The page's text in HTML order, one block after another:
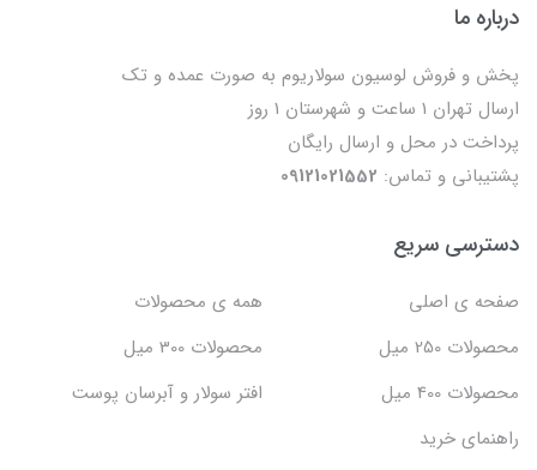
درباره ما
پخش و فروش لوسیون سولاریوم به صورت عمده و تک
ارسال تهران 1 ساعت و شهرستان 1 روز
پرداخت در محل و ارسال رایگان
پشتیبانی و تماس: 09121021552
دسترسی سریع
صفحه ی اصلی
همه ی محصولات
محصولات 250 میل
محصولات 300 میل
محصولات 400 میل
افتر سولار و آبرسان پوست
راهنمای خرید